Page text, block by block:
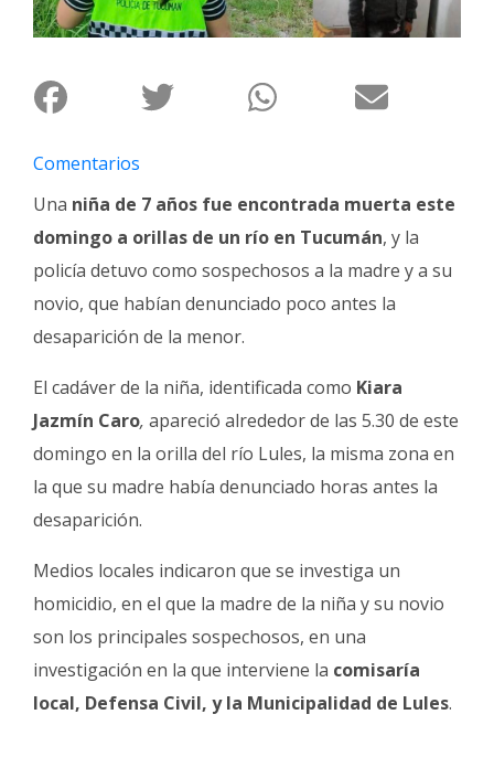
Arte
y
Policiales
de
Clasificados
Fúnebres
Comentarios
Una niña de 7 años fue encontrada muerta este
domingo a orillas de un río en Tucumán, y la
policía detuvo como sospechosos a la madre y a su
novio, que habían denunciado poco antes la
desaparición de la menor.
El cadáver de la niña, identificada como Kiara
Jazmín Caro, apareció alrededor de las 5.30 de este
domingo en la orilla del río Lules, la misma zona en
la que su madre había denunciado horas antes la
desaparición.
Medios locales indicaron que se investiga un
homicidio, en el que la madre de la niña y su novio
son los principales sospechosos, en una
investigación en la que interviene la comisaría
local, Defensa Civil, y la Municipalidad de Lules.